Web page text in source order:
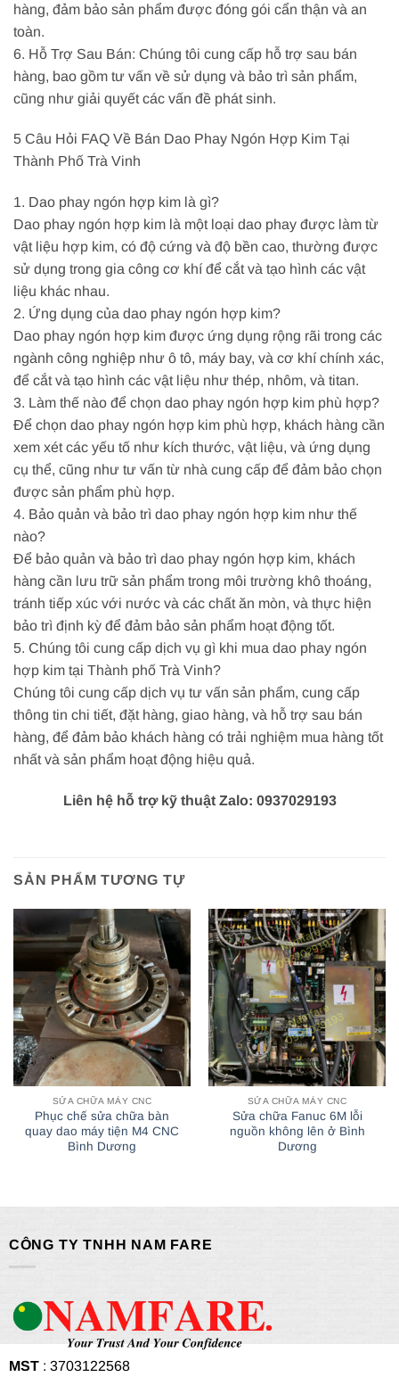
hàng, đảm bảo sản phẩm được đóng gói cẩn thận và an
toàn.
6. Hỗ Trợ Sau Bán: Chúng tôi cung cấp hỗ trợ sau bán
hàng, bao gồm tư vấn về sử dụng và bảo trì sản phẩm,
cũng như giải quyết các vấn đề phát sinh.
5 Câu Hỏi FAQ Về Bán Dao Phay Ngón Hợp Kim Tại
Thành Phố Trà Vinh
1. Dao phay ngón hợp kim là gì?
Dao phay ngón hợp kim là một loại dao phay được làm từ
vật liệu hợp kim, có độ cứng và độ bền cao, thường được
sử dụng trong gia công cơ khí để cắt và tạo hình các vật
liệu khác nhau.
2. Ứng dụng của dao phay ngón hợp kim?
Dao phay ngón hợp kim được ứng dụng rộng rãi trong các
ngành công nghiệp như ô tô, máy bay, và cơ khí chính xác,
để cắt và tạo hình các vật liệu như thép, nhôm, và titan.
3. Làm thế nào để chọn dao phay ngón hợp kim phù hợp?
Để chọn dao phay ngón hợp kim phù hợp, khách hàng cần
xem xét các yếu tố như kích thước, vật liệu, và ứng dụng
cụ thể, cũng như tư vấn từ nhà cung cấp để đảm bảo chọn
được sản phẩm phù hợp.
4. Bảo quản và bảo trì dao phay ngón hợp kim như thế
nào?
Để bảo quản và bảo trì dao phay ngón hợp kim, khách
hàng cần lưu trữ sản phẩm trong môi trường khô thoáng,
tránh tiếp xúc với nước và các chất ăn mòn, và thực hiện
bảo trì định kỳ để đảm bảo sản phẩm hoạt động tốt.
5. Chúng tôi cung cấp dịch vụ gì khi mua dao phay ngón
hợp kim tại Thành phố Trà Vinh?
Chúng tôi cung cấp dịch vụ tư vấn sản phẩm, cung cấp
thông tin chi tiết, đặt hàng, giao hàng, và hỗ trợ sau bán
hàng, để đảm bảo khách hàng có trải nghiệm mua hàng tốt
nhất và sản phẩm hoạt động hiệu quả.
Liên hệ hỗ trợ kỹ thuật Zalo: 0937029193
SẢN PHẨM TƯƠNG TỰ
SỬA CHỮA MÁY CNC
Phục chế sửa chữa bàn
quay dao máy tiện M4 CNC
Bình Dương
SỬA CHỮA MÁY CNC
Sửa chữa Fanuc 6M lỗi
nguồn không lên ở Bình
Dương
CÔNG TY TNHH NAM FARE
MST: 3703122568